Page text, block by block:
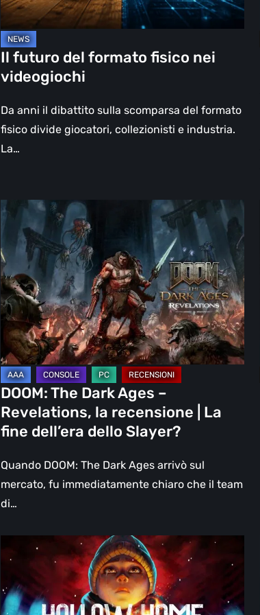
Il futuro del formato fisico nei
videogiochi
Da anni il dibattito sulla scomparsa del formato
fisico divide giocatori, collezionisti e industria.
La…
DOOM:
Dark
Ages
–
Revelations,
la
recensione
|
La
fine
dell’era
dello
Slayer?
DOOM: The Dark Ages –
Revelations, la recensione | La
fine dell’era dello Slayer?
Quando DOOM: The Dark Ages arrivò sul
mercato, fu immediatamente chiaro che il team
di…
Home
Anteprima: